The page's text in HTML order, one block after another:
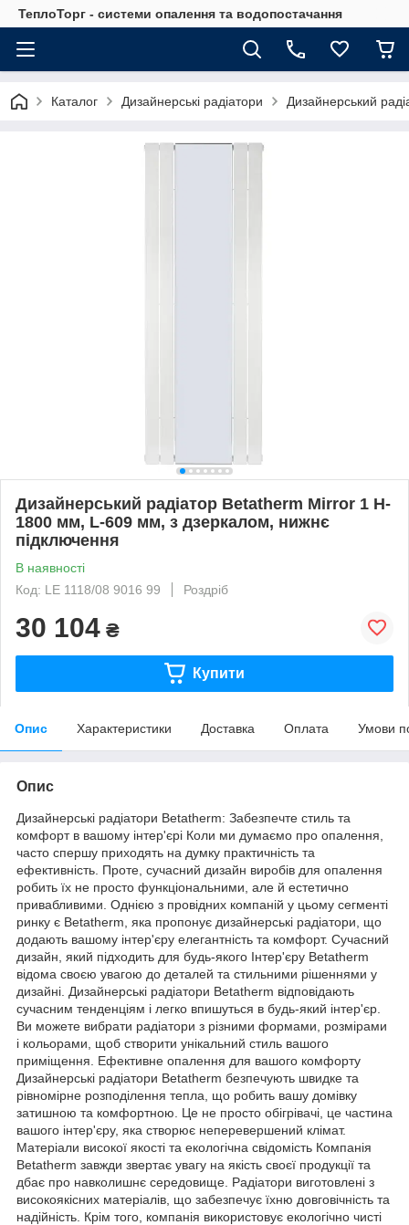
ТеплоТорг - системи опалення та водопостачання
Каталог Дизайнерські радіатори Дизайнерський
Дизайнерський радіатор Betatherm Mirror 1 H-
1800 мм, L-609 мм, з дзеркалом, нижнє
підключення
В наявності
Код: LE 1118/08 9016 99
Роздріб
30 104 ₴
Купити
Опис Характеристики Доставка Оплата Умови
Опис
Дизайнерські радіатори Betatherm: Забезпечте стиль та
комфорт в вашому інтер'єрі Коли ми думаємо про опалення,
часто спершу приходять на думку практичність та
ефективність. Проте, сучасний дизайн виробів для опалення
робить їх не просто функціональними, але й естетично
привабливими. Однією з провідних компаній у цьому сегменті
ринку є Betatherm, яка пропонує дизайнерські радіатори, що
додають вашому інтер'єру елегантність та комфорт. Сучасний
дизайн, який підходить для будь-якого Інтер'єру Betatherm
відома своєю увагою до деталей та стильними рішеннями у
дизайні. Дизайнерські радіатори Betatherm відповідають
сучасним тенденціям і легко впишуться в будь-який інтер'єр.
Ви можете вибрати радіатори з різними формами, розмірами
і кольорами, щоб створити унікальний стиль вашого
приміщення. Ефективне опалення для вашого комфорту
Дизайнерські радіатори Betatherm безпечують швидке та
рівномірне розподілення тепла, що робить вашу домівку
затишною та комфортною. Це не просто обігрівачі, це частина
вашого інтер'єру, яка створює неперевершений клімат.
Матеріали високої якості та екологічна свідомість Компанія
Betatherm завжди звертає увагу на якість своєї продукції та
дбає про навколишнє середовище. Радіатори виготовлені з
високоякісних матеріалів, що забезпечує їхню довговічність та
надійність. Крім того, компанія використовує екологічно чисті